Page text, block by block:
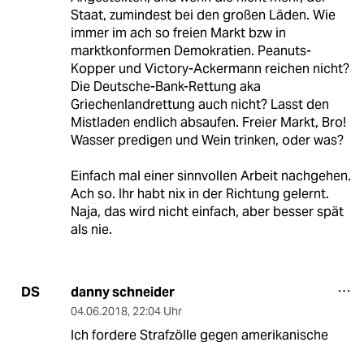
Staat, zumindest bei den großen Läden. Wie
immer im ach so freien Markt bzw in
marktkonformen Demokratien. Peanuts-
Kopper und Victory-Ackermann reichen nicht?
Die Deutsche-Bank-Rettung aka
Griechenlandrettung auch nicht? Lasst den
Mistladen endlich absaufen. Freier Markt, Bro!
Wasser predigen und Wein trinken, oder was?
Einfach mal einer sinnvollen Arbeit nachgehen.
Ach so. Ihr habt nix in der Richtung gelernt.
Naja, das wird nicht einfach, aber besser spät
als nie.
DS danny schneider
04.06.2018, 22:04 Uhr
Ich fordere Strafzölle gegen amerikanische